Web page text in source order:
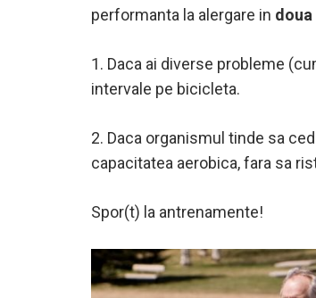
performanta la alergare in
1. Daca ai diverse probleme
intervale pe bicicleta.
2. Daca organismul tinde sa
capacitatea aerobica, fara sa
Spor(t) la antrenamente!